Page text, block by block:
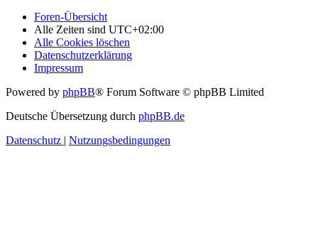
Foren-Übersicht
Alle Zeiten sind UTC+02:00
Alle Cookies löschen
Datenschutzerklärung
Impressum
Powered by phpBB® Forum Software © phpBB Limited
Deutsche Übersetzung durch phpBB.de
Datenschutz | Nutzungsbedingungen